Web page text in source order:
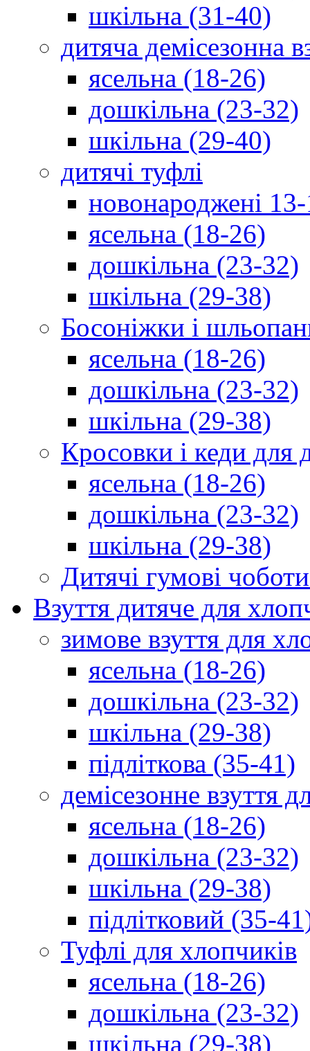
шкільна (31-40)
дитяча демісезонна
ясельна (18-26)
дошкільна (23-32)
шкільна (29-40)
дитячі туфлі
новонароджені
ясельна (18-26)
дошкільна (23-32)
шкільна (29-38)
Босоніжки і
ясельна (18-26)
дошкільна (23-32)
шкільна (29-38)
Кросовки і кеди для
ясельна (18-26)
дошкільна (23-32)
шкільна (29-38)
Дитячі гумові
Взуття дитяче для
зимове взуття для
ясельна (18-26)
дошкільна (23-32)
шкільна (29-38)
підліткова (35-41)
демісезонне взуття
ясельна (18-26)
дошкільна (23-32)
шкільна (29-38)
підлітковий (35-
Туфлі для хлопчиків
ясельна (18-26)
дошкільна (23-32)
шкільна (29-38)